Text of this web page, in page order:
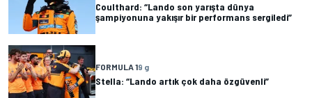
Coulthard: “Lando son yarışta dünya
şampiyonuna yakışır bir performans sergiledi”
FORMULA 19 g
Stella: “Lando artık çok daha özgüvenli”